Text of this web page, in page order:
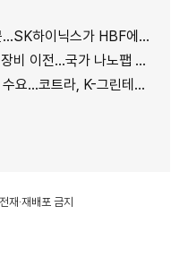
닉스가 HBF에 집중하는 이유
전…국가 나노팹 공정 지원
라, K-그린테크 수출길 넓힌다
재·재배포 금지